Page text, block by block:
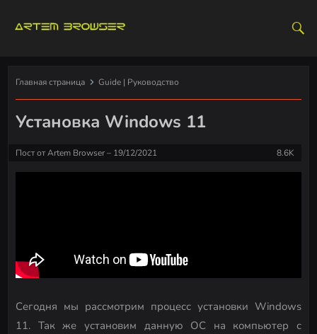
Главная страница Guide | Руководство
Установка Windows 11
Пост отArtem Browser 19/12/2021 8.6K
Сегодня мы рассмотрим процесс установки Windows
11. Так же установим данную ОС на компьютер с